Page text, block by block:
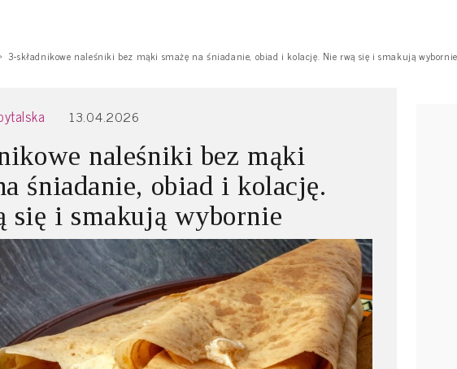
3-składnikowe naleśniki bez mąki smażę na śniadanie, obiad i kolację. Nie rwą się i smakują wybornie
13.04.2026
naleśniki bez mąki
śniadanie, obiad i kolację.
się i smakują wybornie